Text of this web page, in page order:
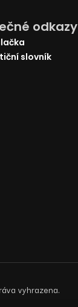
odkazy
slovník
vyhrazena.